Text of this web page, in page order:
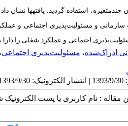
استفاده گردید. یافته­ها
سازمانی و مسئولیت‌پذیری اجتماعی و
اجتماعی و عملکرد شغلی را دارا
ادراک‌شده، مسئولیت‌پذیری اجتماعی،
مقاله : نام کاربری یا پست الکترونیک